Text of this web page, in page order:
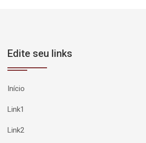
Edite seu links
Início
Link1
Link2